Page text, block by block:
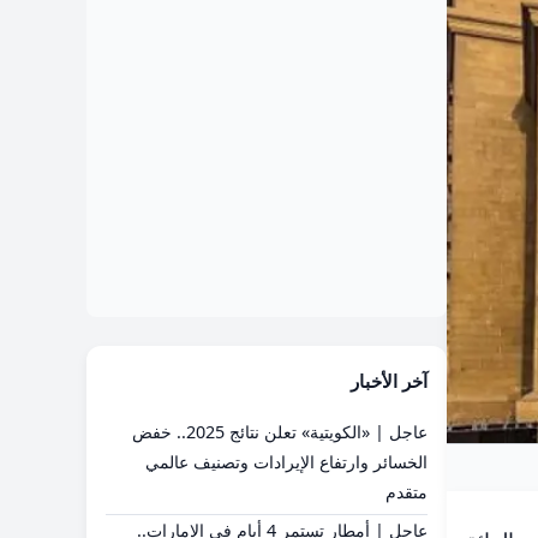
آخر الأخبار
عاجل | «الكويتية» تعلن نتائج 2025.. خفض
الخسائر وارتفاع الإيرادات وتصنيف عالمي
متقدم
عاجل | أمطار تستمر 4 أيام في الإمارات..